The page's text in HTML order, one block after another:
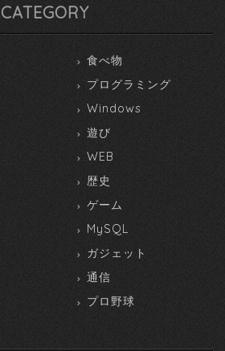
CATEGORY
食べ物
プログラミング
Windows
遊び
WEB
歴史
ゲーム
MySQL
ガジェット
通信
プロ野球